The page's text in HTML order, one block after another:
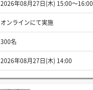
2026年08月27日(木) 15:00〜16:00
オンラインにて実施
300名
2026年08月27日(木) 14:00